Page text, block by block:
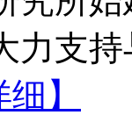
力支
细】